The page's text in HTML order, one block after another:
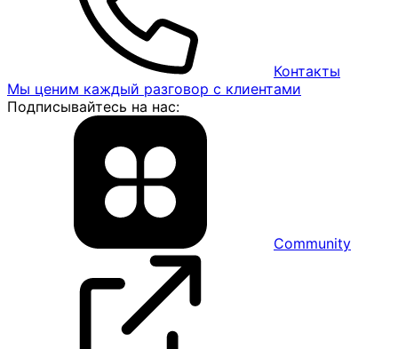
Контакты
Мы ценим каждый разговор с клиентами
Подписывайтесь на нас:
Community